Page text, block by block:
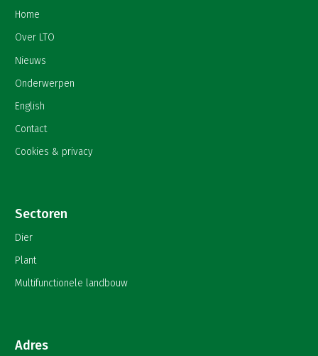
Home
Over LTO
Nieuws
Onderwerpen
English
Contact
Cookies & privacy
Sectoren
Dier
Plant
Multifunctionele landbouw
Adres